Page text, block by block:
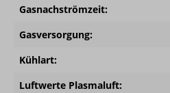
Gasnachströmzeit:
Gasversorgung:
Kühlart:
Luftwerte Plasmaluft: